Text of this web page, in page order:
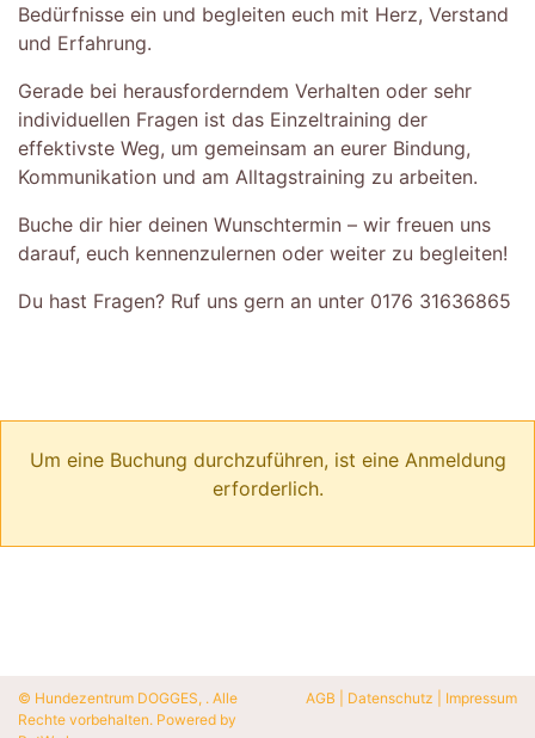
Bedürfnisse ein und begleiten euch mit Herz, Verstand
und Erfahrung.
Gerade bei herausforderndem Verhalten oder sehr
individuellen Fragen ist das Einzeltraining der
effektivste Weg, um gemeinsam an eurer Bindung,
Kommunikation und am Alltagstraining zu arbeiten.
Buche dir hier deinen Wunschtermin – wir freuen uns
darauf, euch kennenzulernen oder weiter zu begleiten!
Du hast Fragen? Ruf uns gern an unter 0176 31636865
Um eine Buchung durchzuführen, ist eine Anmeldung
erforderlich.
© Hundezentrum DOGGES, . Alle
Rechte vorbehalten. Powered by
AGB Datenschutz Impressum